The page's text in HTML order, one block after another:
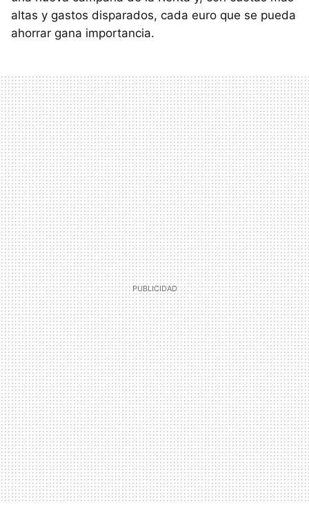
altas y gastos disparados, cada euro que se pueda
ahorrar gana importancia.